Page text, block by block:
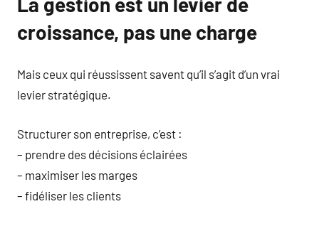
croissance, pas une charge
Mais ceux qui réussissent savent qu’il s’agit d’un vrai
levier stratégique.
Structurer son entreprise, c’est :
– prendre des décisions éclairées
– maximiser les marges
– fidéliser les clients